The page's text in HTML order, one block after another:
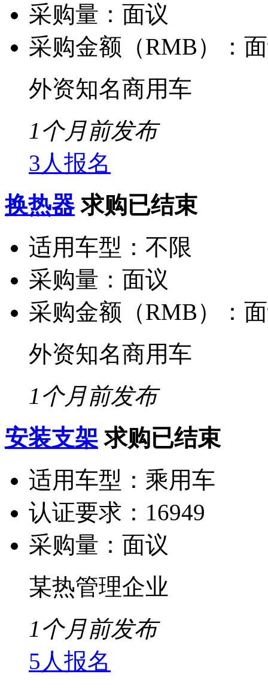
采购量： 面议
采购金额（RMB）：
外资知名商用车
1个月前发布
3人报名
换热器 求购已结束
适用车型： 不限
采购量： 面议
采购金额（RMB）：
外资知名商用车
1个月前发布
安装支架 求购已结束
适用车型： 乘用车
认证要求： 16949
采购量： 面议
某热管理企业
1个月前发布
5人报名